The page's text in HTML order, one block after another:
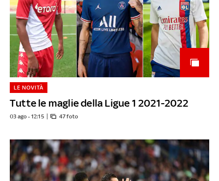
Tutte le maglie della Ligue 1 2021-2022
LE NOVITÀ
03 ago - 12:15 47 foto